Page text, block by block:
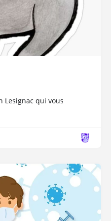
Lesignac qui vous